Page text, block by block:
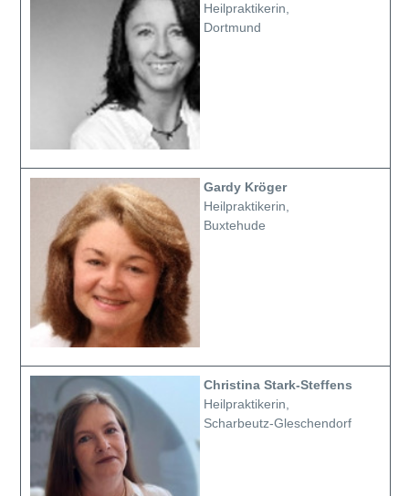
Heilpraktikerin,
Dortmund
Gardy Kröger
Heilpraktikerin,
Buxtehude
Christina Stark-Steffens
Heilpraktikerin,
Scharbeutz-Gleschendorf